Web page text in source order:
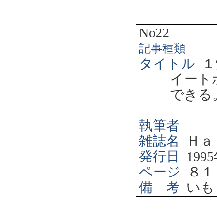
No22
記事種類
タイトル
イー
できる
執筆者
雑誌名
Ｈ
発行日
1995
ページ
８１
備 考 い